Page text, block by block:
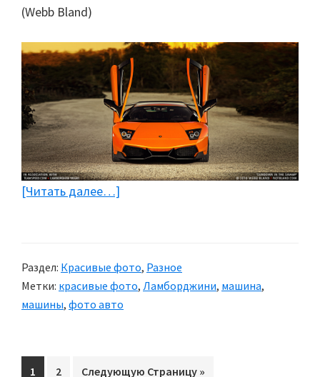
(Webb Bland)
[Читать далее…]
(5
фото)
Раздел: Красивые фото, Разное
Метки: красивые фото, Ламборджини, машина,
машины, фото авто
Перейти
1
Перейти
2
Перейти
Следующую Страницу »